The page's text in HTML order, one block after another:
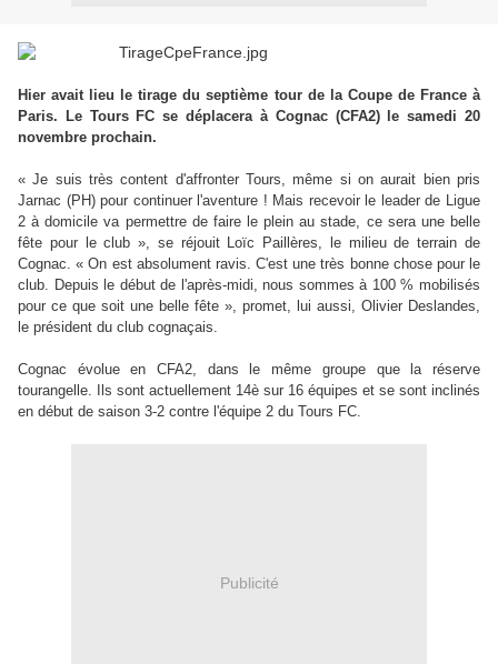
Hier avait lieu le tirage du septième tour de la Coupe de France à
Paris. Le Tours FC se déplacera à Cognac (CFA2) le samedi 20
novembre prochain.
« Je suis très content d'affronter Tours, même si on aurait bien pris
Jarnac (PH) pour continuer l'aventure ! Mais recevoir le leader de Ligue
2 à domicile va permettre de faire le plein au stade, ce sera une belle
fête pour le club », se réjouit Loïc Paillères, le milieu de terrain de
Cognac. « On est absolument ravis. C'est une très bonne chose pour le
club. Depuis le début de l'après-midi, nous sommes à 100 % mobilisés
pour ce que soit une belle fête », promet, lui aussi, Olivier Deslandes,
le président du club cognaçais.
Cognac évolue en CFA2, dans le même groupe que la réserve
tourangelle. Ils sont actuellement 14è sur 16 équipes et se sont inclinés
en début de saison 3-2 contre l'équipe 2 du Tours FC.
Publicité